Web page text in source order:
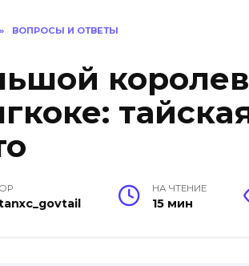
» ВОПРОСЫ И ОТВЕТЫ
НА ЧТЕНИЕ
15 мин